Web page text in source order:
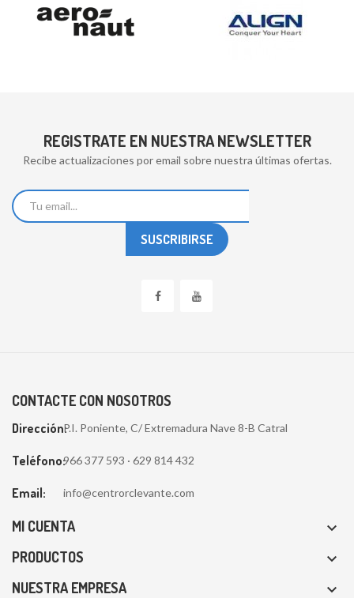
REGISTRATE EN NUESTRA NEWSLETTER
Recibe actualizaciones por email sobre nuestra últimas ofertas.
CONTACTE CON NOSOTROS
Dirección:P.I. Poniente, C/ Extremadura Nave 8-B Catral
Teléfono:966 377 593 · 629 814 432
Email: info@centrorclevante.com
MI CUENTA 
PRODUCTOS 
NUESTRA EMPRESA 